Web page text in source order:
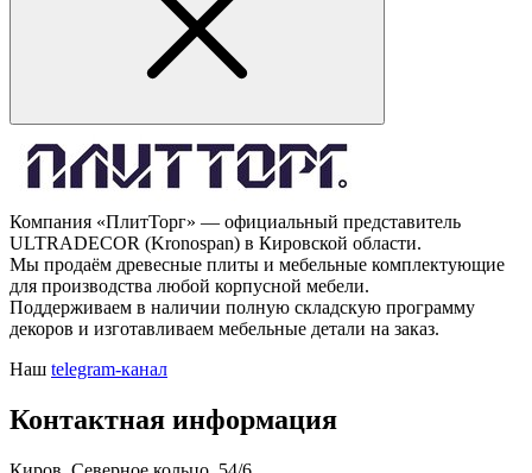
Компания «ПлитТорг» — официальный представитель
ULTRADECOR (Kronospan) в Кировской области.
Мы продаём древесные плиты и мебельные комплектующие
для производства любой корпусной мебели.
Поддерживаем в наличии полную складскую программу
декоров и изготавливаем мебельные детали на заказ.
Наш telegram-канал
Контактная информация